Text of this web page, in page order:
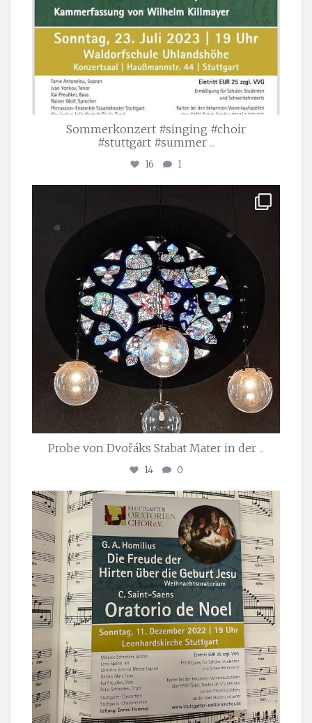
Sommerkonzert #singing #choir
#stuttgart #summer ...
16 1
Apr. 1
Probe von Dvořáks Stabat Mater in der ...
14 0
stuttgarter_oratorienchor
Nov. 29